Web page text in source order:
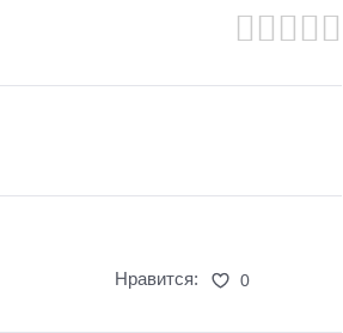
Нравится: 0